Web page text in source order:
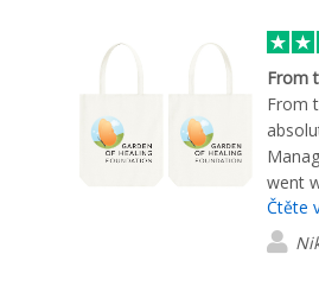
From
From
went
Čtěte